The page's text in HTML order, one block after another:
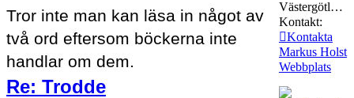
Tror inte man kan läsa in något av
två ord eftersom böckerna inte
handlar om dem.
Västergötland
Kontakt:
Kontakta
Markus Holst
Webbplats
Re: Trodde